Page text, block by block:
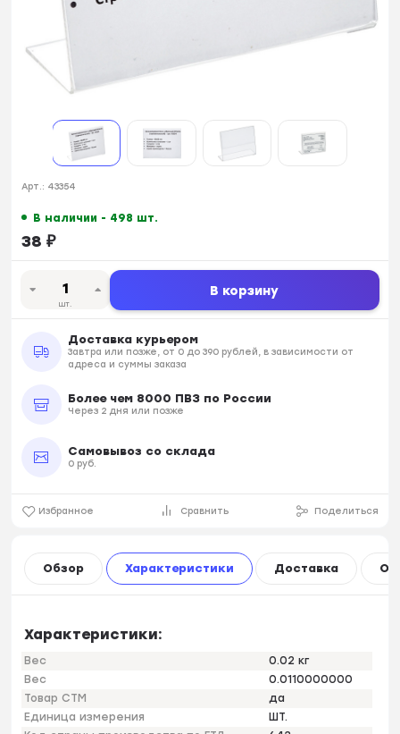
Арт.: 43354
В наличии - 498 шт.
38 ₽
шт.
В корзину
Доставка курьером
Завтра или позже, от 0 до 390 рублей, в зависимости от
адреса и суммы заказа
Более чем 8000 ПВЗ по России
Через 2 дня или позже
Самовывоз со склада
0 руб.
Избранное Сравнить Поделиться
Обзор Характеристики Доставка
Характеристики:
Вес
0.02 кг
Вес
0.0110000000
Товар СТМ
да
Единица измерения
ШТ.